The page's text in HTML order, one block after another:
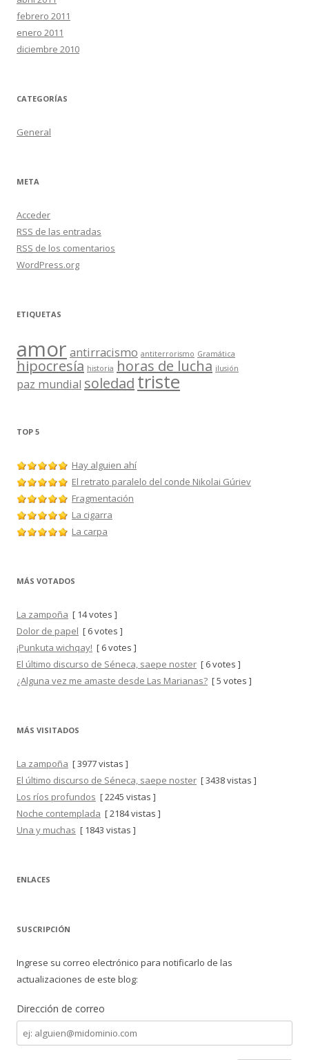
febrero 2011
enero 2011
diciembre 2010
CATEGORÍAS
General
META
Acceder
RSS de las entradas
RSS de los comentarios
WordPress.org
ETIQUETAS
amor antirracismo antiterrorismo Gramática
hipocresía historia horas de lucha ilusión
paz mundial soledad triste
TOP 5
Hay alguien ahí
El retrato paralelo del conde Nikolai Gúriev
Fragmentación
La cigarra
La carpa
MÁS VOTADOS
La zampoña [ 14 votes ]
Dolor de papel [ 6 votes ]
¡Punkuta wichqay! [ 6 votes ]
El último discurso de Séneca, saepe noster [ 6 votes ]
¿Alguna vez me amaste desde Las Marianas? [ 5 votes ]
MÁS VISITADOS
La zampoña [ 3977 vistas ]
El último discurso de Séneca, saepe noster [ 3438 vistas ]
Los ríos profundos [ 2245 vistas ]
Noche contemplada [ 2184 vistas ]
Una y muchas [ 1843 vistas ]
ENLACES
SUSCRIPCIÓN
Ingrese su correo electrónico para notificarlo de las
actualizaciones de este blog:
Dirección de correo
Dirección
de
correo